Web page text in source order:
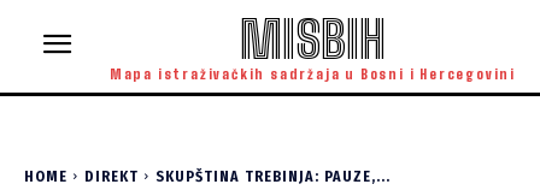
MISBIH
Mapa istraživačkih sadržaja u Bosni i Hercegovini
HOME DIREKT SKUPŠTINA TREBINJA: PAUZE,...